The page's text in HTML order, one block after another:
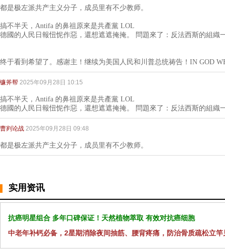
都是极左派共产主义分子，成员里有不少教师。
搞不半天，Antifa 的鼻祖原來是共產黨 LOL
德國的人民日報忸怩作惡，還想遮遮掩掩。 問題來了：反法西斯的組織
终于看到希望了。感谢主！继续为美国人民和川普总统祷告！IN GOD
镰斧帮 2025年09月28日 10:15
搞不半天，Antifa 的鼻祖原來是共產黨 LOL
德國的人民日報忸怩作惡，還想遮遮掩掩。 問題來了：反法西斯的組織
曹刿论战 2025年09月28日 09:48
都是极左派共产主义分子，成员里有不少教师。
实用资讯
抗癌明星组合 多年口碑保证！天然植物萃取 有效对抗癌细胞
中老年补钙必备，2星期消除夜间抽筋、腰背疼痛，防治骨质疏松立竿